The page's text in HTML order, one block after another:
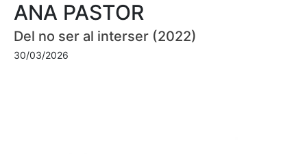
ANA PASTOR
Del no ser al interser (2022)
30/03/2026